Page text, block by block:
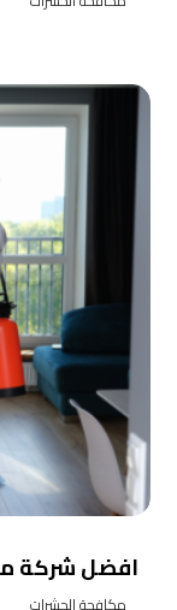
افضل شركة
مكافحة الحشرات